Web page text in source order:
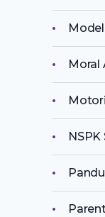
Moral
NSPK